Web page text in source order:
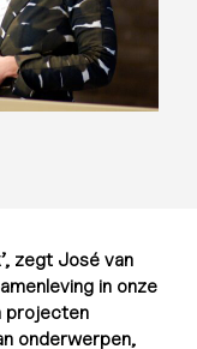
zegt José van
in onze
projecten
onderwerpen,